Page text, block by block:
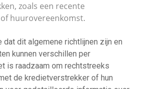
zoals een recente
huurovereenkomst.
dat dit algemene richtlijnen zijn en
kunnen verschillen per
is raadzaam om rechtstreeks
de kredietverstrekker of hun